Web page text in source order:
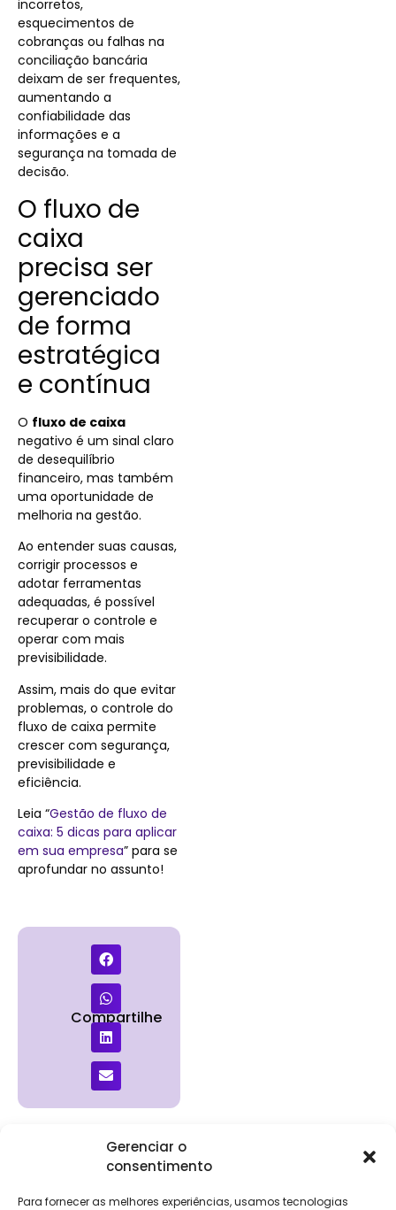
Gerenciar o
consentimento
Para fornecer as melhores experiências, usamos tecnologias
incorretos,
esquecimentos de
cobranças ou falhas na
conciliação bancária
deixam de ser frequentes,
aumentando a
confiabilidade das
informações e a
segurança na tomada de
decisão.
O fluxo de
caixa
precisa ser
gerenciado
de forma
estratégica
e contínua
O fluxo de caixa
negativo é um sinal claro
de desequilíbrio
financeiro, mas também
uma oportunidade de
melhoria na gestão.
Ao entender suas causas,
corrigir processos e
adotar ferramentas
adequadas, é possível
recuperar o controle e
operar com mais
previsibilidade.
Assim, mais do que evitar
problemas, o controle do
fluxo de caixa permite
crescer com segurança,
previsibilidade e
eficiência.
Leia “Gestão de fluxo de
caixa: 5 dicas para aplicar
em sua empresa” para se
aprofundar no assunto!
Compartilhe
InstitucionalClientes
Login ContábeisSoluções